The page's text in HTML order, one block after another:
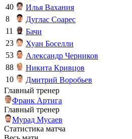
40
Илья Вахания
8
Дуглас Соарес
11
Бачи
23
Хуан Боселли
53
Александр Черников
88
Никита Кривцов
10
Дмитрий Воробьев
Главный тренер
Франк Артига
Главный тренер
Мурад Мусаев
Статистика матча